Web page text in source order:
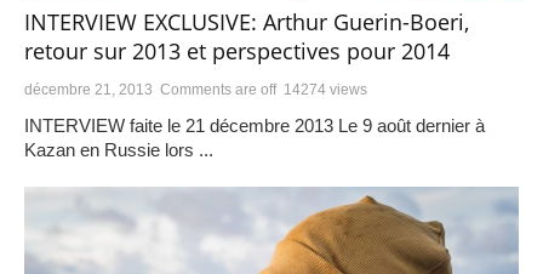
INTERVIEW EXCLUSIVE: Arthur Guerin-Boeri,
retour sur 2013 et perspectives pour 2014
décembre 21, 2013 Comments are off 14274 views
INTERVIEW faite le 21 décembre 2013 Le 9 août dernier à
Kazan en Russie lors ...